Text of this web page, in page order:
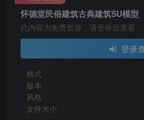
怀德堂民俗建筑古典建筑SU模型
此内容为免费资源，请登录后查看
登录
格式
版本
风格
文件大小